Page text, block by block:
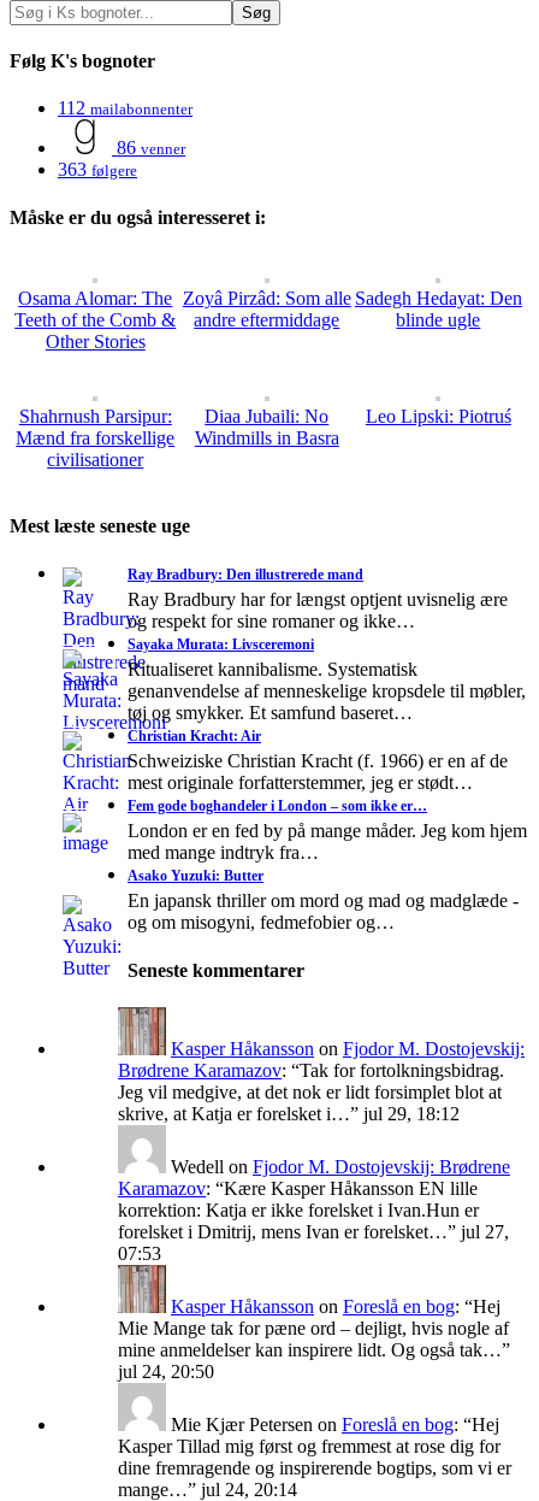
Følg K's bognoter
112 mailabonnenter
86 venner
363 følgere
Måske er du også interesseret i:
Osama Alomar: The
Teeth of the Comb &
Other Stories
Zoyâ Pirzâd: Som alle
andre eftermiddage
Sadegh Hedayat: Den
blinde ugle
Shahrnush Parsipur:
Mænd fra forskellige
civilisationer
Diaa Jubaili: No
Windmills in Basra
Leo Lipski: Piotruś
Mest læste seneste uge
Ray Bradbury: Den illustrerede mand
Ray Bradbury har for længst optjent uvisnelig ære
og respekt for sine romaner og ikke…
Sayaka Murata: Livsceremoni
Ritualiseret kannibalisme. Systematisk
genanvendelse af menneskelige kropsdele til møbler,
tøj og smykker. Et samfund baseret…
Christian Kracht: Air
Schweiziske Christian Kracht (f. 1966) er en af de
mest originale forfatterstemmer, jeg er stødt…
Fem gode boghandeler i London – som ikke er…
London er en fed by på mange måder. Jeg kom hjem
med mange indtryk fra…
Asako Yuzuki: Butter
En japansk thriller om mord og mad og madglæde -
og om misogyni, fedmefobier og…
Seneste kommentarer
Kasper Håkansson on Fjodor M. Dostojevskij:
Brødrene Karamazov: “Tak for fortolkningsbidrag.
Jeg vil medgive, at det nok er lidt forsimplet blot at
skrive, at Katja er forelsket i…” jul 29, 18:12
Wedell on Fjodor M. Dostojevskij: Brødrene
Karamazov: “Kære Kasper Håkansson EN lille
korrektion: Katja er ikke forelsket i Ivan.Hun er
forelsket i Dmitrij, mens Ivan er forelsket…” jul 27,
07:53
Kasper Håkansson on Foreslå en bog: “Hej
Mie Mange tak for pæne ord – dejligt, hvis nogle af
mine anmeldelser kan inspirere lidt. Og også tak…”
jul 24, 20:50
Mie Kjær Petersen on Foreslå en bog: “Hej
Kasper Tillad mig først og fremmest at rose dig for
dine fremragende og inspirerende bogtips, som vi er
mange…” jul 24, 20:14